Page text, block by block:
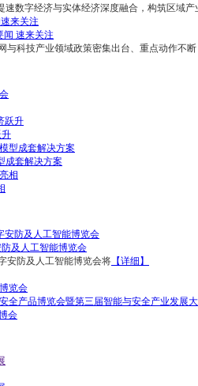
数字经济与实体经济深度融合，构筑区域产
来关注
与科技产业领域政策密集出台、重点动作不断
成套解决方案
及人工智能博览会
安防及人工智能博览会将 【详细】
览会
全产品博览会暨第三届智能与安全产业发展
会